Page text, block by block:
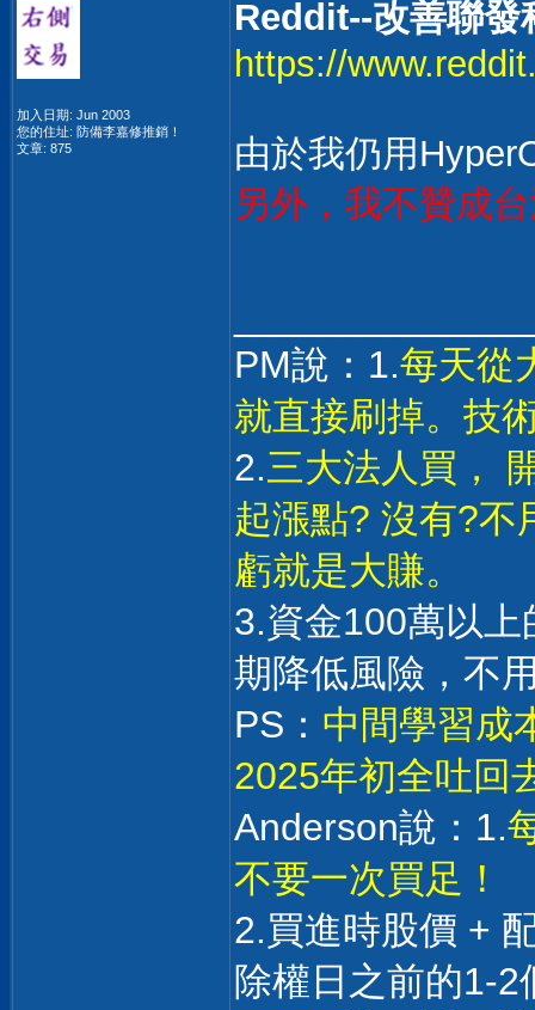
加入日期: Jun 2003
您的住址: 防備李嘉修推銷！
文章: 875
Reddit--改善聯發
https://
由於我仍用
另外，我不贊成
PM說：1.每天從
就直接刷掉。技
2.三大法人買，
起漲點? 沒有?不
虧就是大賺。
3.資金100萬以
期降低風險，不
PS： 中間學習成
2025年初全吐回
Anderson說：1.
不要一次買足！
2.買進時股價 +
除權日之前的1-